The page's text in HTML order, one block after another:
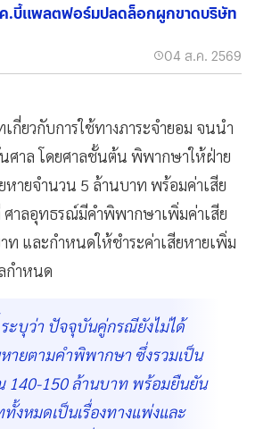
.บี้แพลตฟอร์มปลดล็อกผูกขาดบริษัท
04 ส.ค. 2569
กี่ยวกับการใช้ทางภาระจำยอม จนนำ
ศาล โดยศาลชั้นต้น พิพากษาให้ฝ่าย
หายจำนวน 5 ล้านบาท พร้อมค่าเสีย
าลอุทธรณ์มีคำพิพากษาเพิ่มค่าเสีย
ท และกำหนดให้ชำระค่าเสียหายเพิ่ม
กำหนด
ะบุว่า ปัจจุบันคู่กรณียังไม่ได้
หายตามคำพิพากษา ซึ่งรวมเป็น
140-150 ล้านบาท พร้อมยืนยัน
งหมดเป็นเรื่องทางแพ่งและ